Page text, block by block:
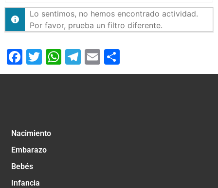
Lo sentimos, no hemos encontrado actividad.
Por favor, prueba un filtro diferente.
Facebook
Twitter
WhatsApp
Telegram
Email
Nacimiento
Embarazo
Bebés
Infancia